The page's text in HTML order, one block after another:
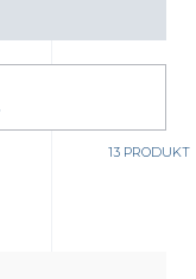
13 PRODUKT